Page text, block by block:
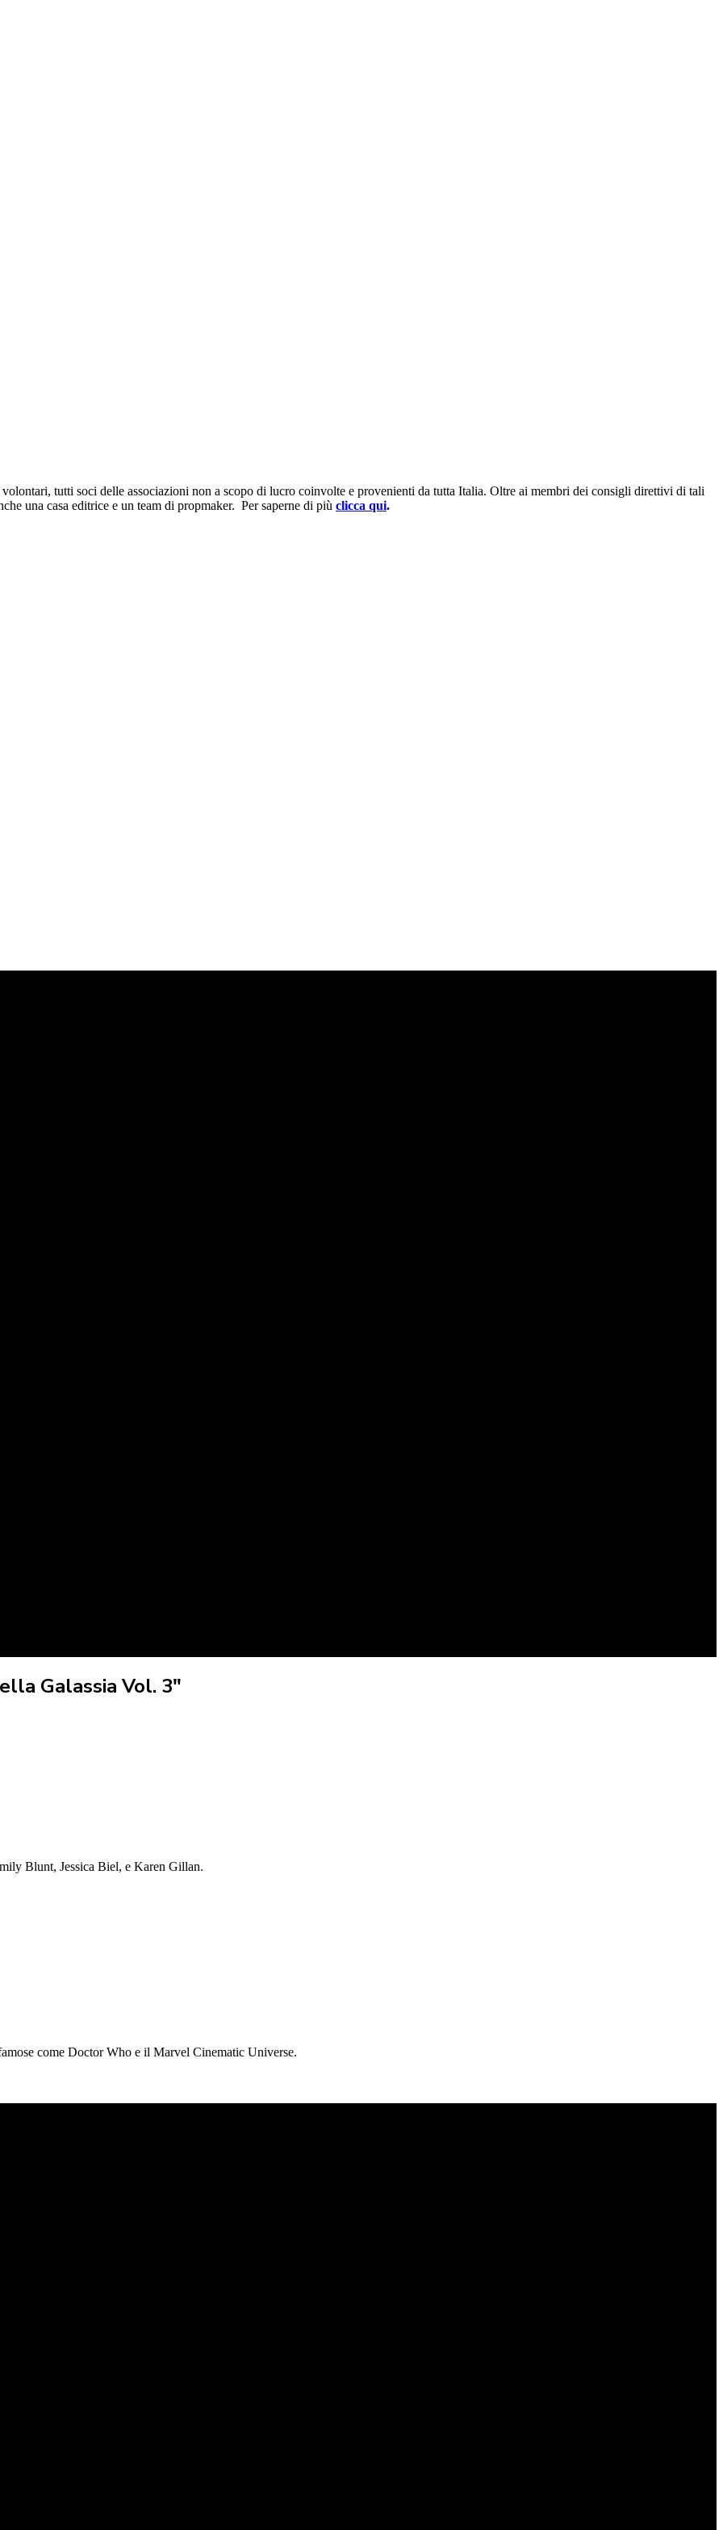
tutti soci delle associazioni non a scopo di lucro coinvolte e provenienti da tutta Italia. Oltre ai membri dei consigli direttivi di tali
una casa editrice e un team di propmaker. Per saperne di più clicca qui.
Galassia Vol. 3"
Blunt, Jessica Biel, e Karen Gillan.
come Doctor Who e il Marvel Cinematic Universe.